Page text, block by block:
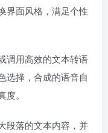
界面风格，满足个性
调用高效的文本转语
选择，合成的语音自
。
段落的文本内容，并